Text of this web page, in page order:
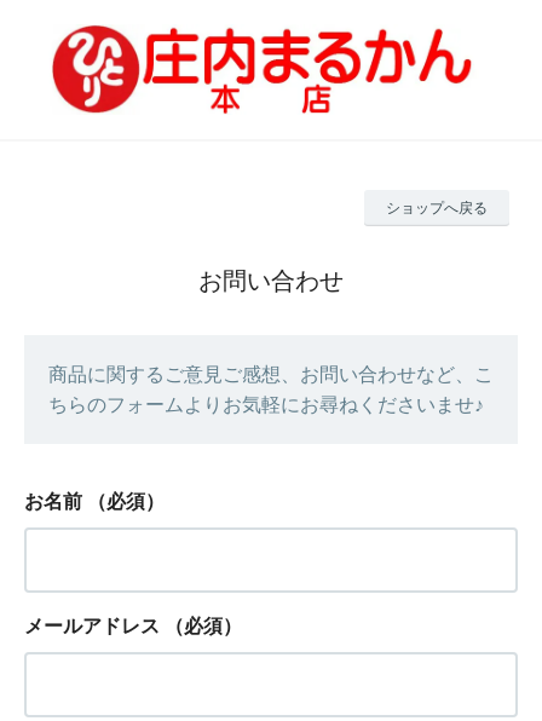
ショップへ戻る
お問い合わせ
商品に関するご意見ご感想、お問い合わせなど、こ
ちらのフォームよりお気軽にお尋ねくださいませ♪
お名前 （必須）
メールアドレス （必須）